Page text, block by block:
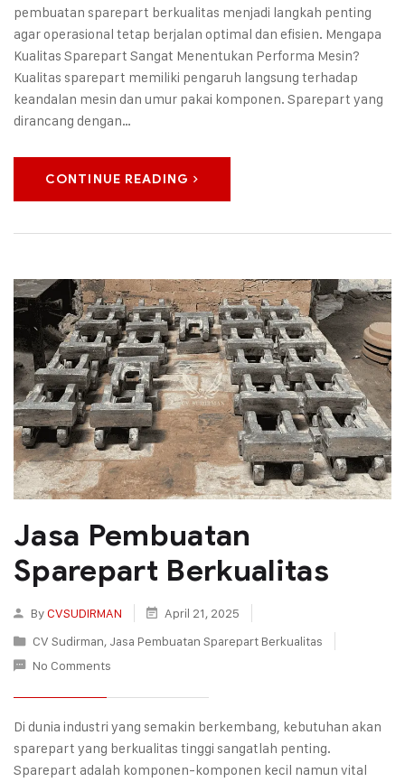
pembuatan sparepart berkualitas menjadi langkah penting
agar operasional tetap berjalan optimal dan efisien. Mengapa
Kualitas Sparepart Sangat Menentukan Performa Mesin?
Kualitas sparepart memiliki pengaruh langsung terhadap
keandalan mesin dan umur pakai komponen. Sparepart yang
dirancang dengan…
CONTINUE READING
Jasa Pembuatan
Sparepart Berkualitas
ByCVSUDIRMAN
April 21, 2025
CV Sudirman, Jasa Pembuatan Sparepart Berkualitas
No Comments
Di dunia industri yang semakin berkembang, kebutuhan akan
sparepart yang berkualitas tinggi sangatlah penting.
Sparepart adalah komponen-komponen kecil namun vital